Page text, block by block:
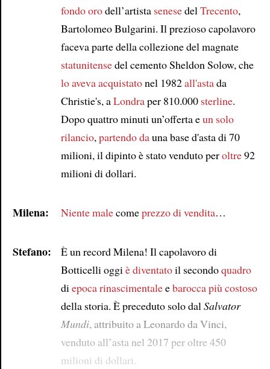
fondo orodell’artista senesedel Trecento,
Bartolomeo Bulgarini. Il prezioso capolavoro
faceva parte della collezione del magnate
statunitensedel cemento Sheldon Solow, che
lo aveva acquistatonel 1982all'astada
Christie's, aLondraper 810.000 sterline.
Dopo quattro minuti un’offerta eun solo
rilancio, partendo dauna base d'asta di 70
milioni, il dipinto è stato venduto peroltre92
milioni di dollari.
Milena: Niente malecomeprezzo di vendita…
Stefano:
È un record Milena! Il capolavoro di
Botticelli oggi è diventatoil secondoquadro
di epocarinascimentaleebaroccapiù costoso
della storia. È preceduto solo dal Salvator
Mundi, attribuito a Leonardo da Vinci,
venduto all’asta nel 2017 per oltre 450
milioni di dollari.